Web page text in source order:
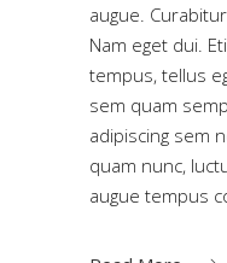
augue.
Nam eget dui.
tempus, tellus
sem quam
adipiscing sem
quam nunc,
augue tempus